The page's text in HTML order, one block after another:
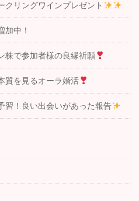
リングワインプレゼント
加中！
株で参加者様の良縁祈願
質を見るオーラ婚活
習！良い出会いがあった報告